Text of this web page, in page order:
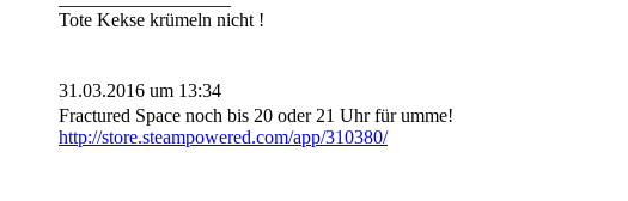
Tote Kekse krümeln nicht !
31.03.2016 um 13:34
Fractured Space noch bis 20 oder 21 Uhr für umme!
http://store.steampowered.com/app/310380/